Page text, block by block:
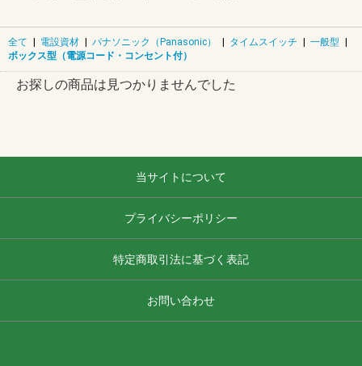
全て | 電設資材 | パナソニック（Panasonic） | タイムスイッチ | 一般型 |
ボックス型（電源コード・コンセント付）
お探しの商品は見つかりませんでした
当サイトについて
プライバシーポリシー
特定商取引法に基づく表記
お問い合わせ